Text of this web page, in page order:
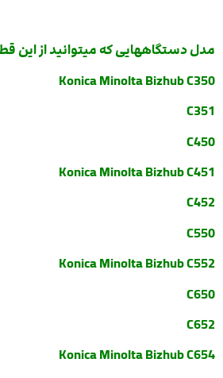
مدل دستگاههایی که میتوانید از این
Konica Minolta Bizhub C350
C351
C450
Konica Minolta Bizhub C451
C452
C550
Konica Minolta Bizhub C552
C650
C652
Konica Minolta Bizhub C654